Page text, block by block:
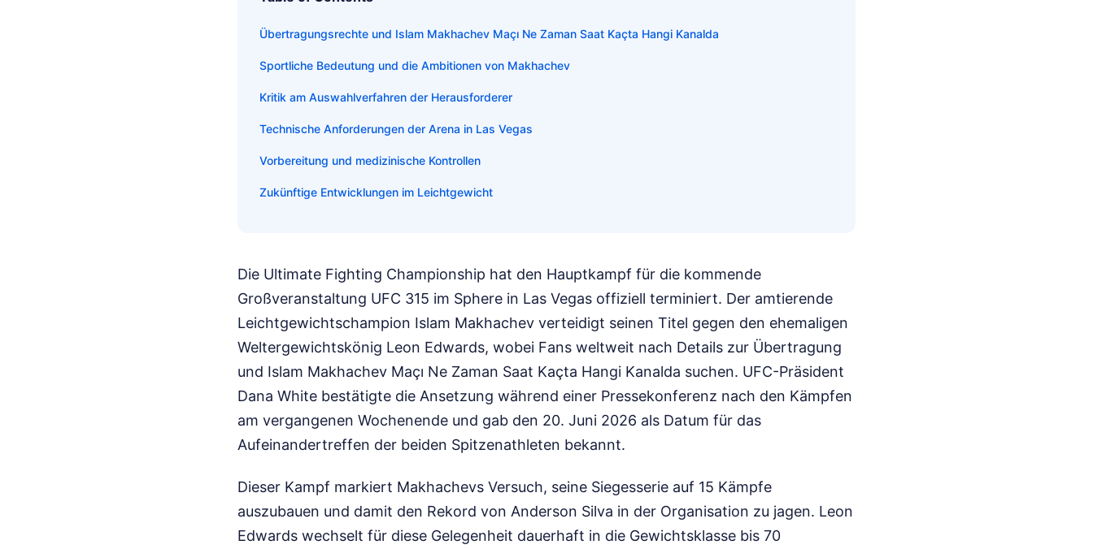
Übertragungsrechte und Islam Makhachev Maçı Ne Zaman Saat Kaçta Hangi Kanalda
Sportliche Bedeutung und die Ambitionen von Makhachev
Kritik am Auswahlverfahren der Herausforderer
Technische Anforderungen der Arena in Las Vegas
Vorbereitung und medizinische Kontrollen
Zukünftige Entwicklungen im Leichtgewicht
Die Ultimate Fighting Championship hat den Hauptkampf für die kommende
Großveranstaltung UFC 315 im Sphere in Las Vegas offiziell terminiert. Der amtierende
Leichtgewichtschampion Islam Makhachev verteidigt seinen Titel gegen den ehemaligen
Weltergewichtskönig Leon Edwards, wobei Fans weltweit nach Details zur Übertragung
und Islam Makhachev Maçı Ne Zaman Saat Kaçta Hangi Kanalda suchen. UFC-Präsident
Dana White bestätigte die Ansetzung während einer Pressekonferenz nach den Kämpfen
am vergangenen Wochenende und gab den 20. Juni 2026 als Datum für das
Aufeinandertreffen der beiden Spitzenathleten bekannt.
Dieser Kampf markiert Makhachevs Versuch, seine Siegesserie auf 15 Kämpfe
auszubauen und damit den Rekord von Anderson Silva in der Organisation zu jagen. Leon
Edwards wechselt für diese Gelegenheit dauerhaft in die Gewichtsklasse bis 70